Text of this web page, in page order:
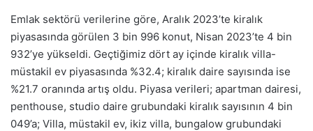
Emlak sektörü verilerine göre, Aralık 2023’te kiralık
piyasasında görülen 3 bin 996 konut, Nisan 2023’te 4 bin
932’ye yükseldi. Geçtiğimiz dört ay içinde kiralık villa-
müstakil ev piyasasında %32.4; kiralık daire sayısında ise
%21.7 oranında artış oldu. Piyasa verileri; apartman dairesi,
penthouse, studio daire grubundaki kiralık sayısının 4 bin
049’a; Villa, müstakil ev, ikiz villa, bungalow grubundaki